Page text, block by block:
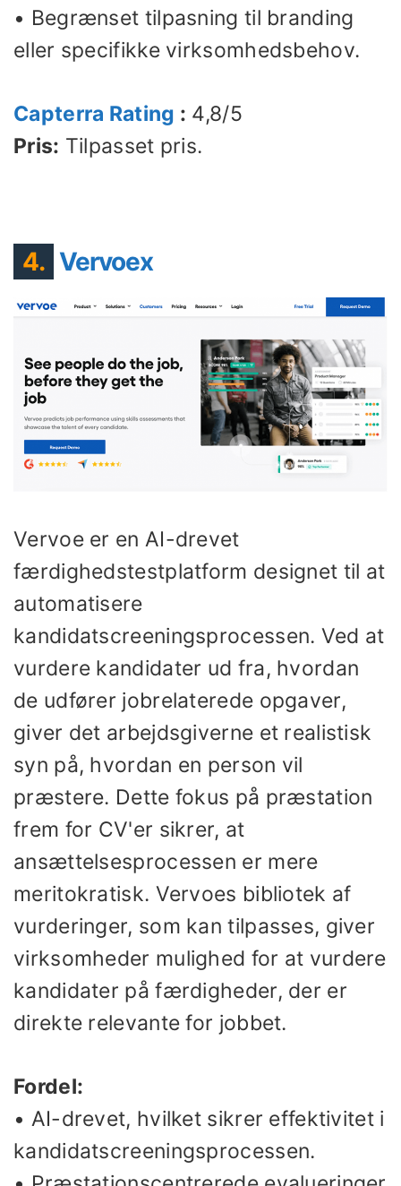
• Begrænset tilpasning til branding
eller specifikke virksomhedsbehov.
Capterra Rating : 4,8/5
Pris: Tilpasset pris.
4. Vervoex
Vervoe er en AI-drevet
færdighedstestplatform designet til at
automatisere
kandidatscreeningsprocessen. Ved at
vurdere kandidater ud fra, hvordan
de udfører jobrelaterede opgaver,
giver det arbejdsgiverne et realistisk
syn på, hvordan en person vil
præstere. Dette fokus på præstation
frem for CV'er sikrer, at
ansættelsesprocessen er mere
meritokratisk. Vervoes bibliotek af
vurderinger, som kan tilpasses, giver
virksomheder mulighed for at vurdere
kandidater på færdigheder, der er
direkte relevante for jobbet.
Fordel:
• AI-drevet, hvilket sikrer effektivitet i
kandidatscreeningsprocessen.